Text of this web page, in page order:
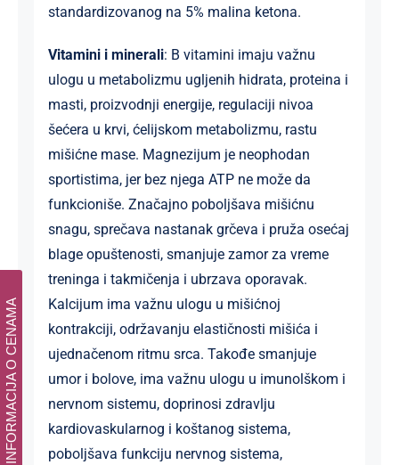
standardizovanog na 5% malina ketona.
Vitamini i minerali: B vitamini imaju važnu
ulogu u metabolizmu ugljenih hidrata, proteina i
masti, proizvodnji energije, regulaciji nivoa
šećera u krvi, ćelijskom metabolizmu, rastu
mišićne mase. Magnezijum je neophodan
sportistima, jer bez njega ATP ne može da
funkcioniše. Značajno poboljšava mišićnu
snagu, sprečava nastanak grčeva i pruža osećaj
blage opuštenosti, smanjuje zamor za vreme
treninga i takmičenja i ubrzava oporavak.
Kalcijum ima važnu ulogu u mišićnoj
kontrakciji, održavanju elastičnosti mišića i
ujednačenom ritmu srca. Takođe smanjuje
umor i bolove, ima važnu ulogu u imunolškom i
nervnom sistemu, doprinosi zdravlju
kardiovaskularnog i koštanog sistema,
poboljšava funkciju nervnog sistema,
INFORMACIJA O CENAMA